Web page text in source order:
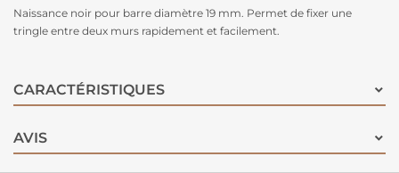
Naissance noir pour barre diamètre 19 mm. Permet de fixer une
tringle entre deux murs rapidement et facilement.
CARACTÉRISTIQUES
AVIS